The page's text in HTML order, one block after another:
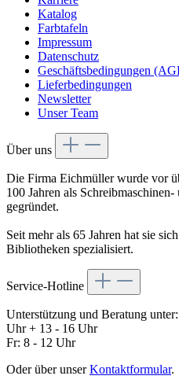
Katalog
Farbtafeln
Impressum
Datenschutz
Geschäftsbedingungen
Lieferbedingungen
Newsletter
Unser Team
Über uns
Die Firma Eichmüller wurde vor
100 Jahren als
gegründet.
Seit mehr als 65 Jahren hat sie
Bibliotheken spezialisiert.
Service-Hotline
Unterstützung und Beratung unter:
Uhr + 13 - 16 Uhr
Fr: 8 - 12 Uhr
Oder über unserKontaktformular.